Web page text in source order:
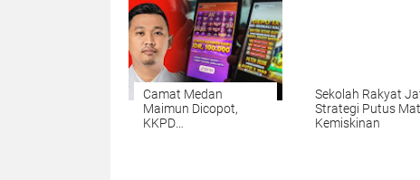
Camat Medan
Maimun Dicopot,
KKPD
Sekolah Rakyat
Strategi Putus
Kemiskinan